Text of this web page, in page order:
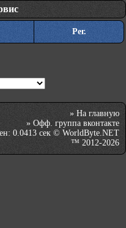
Рег.
» На главную
» Офф. группа вконтакте
0.0413 сек © WorldByte.NET
™ 2012-2026